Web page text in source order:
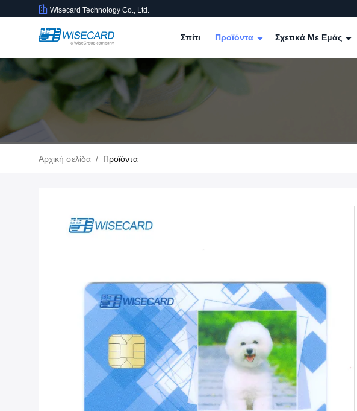
Wisecard Technology Co., Ltd.
Σπίτι Προϊόντα Σχετικά Με Εμάς
Αρχική σελίδα / Προϊόντα